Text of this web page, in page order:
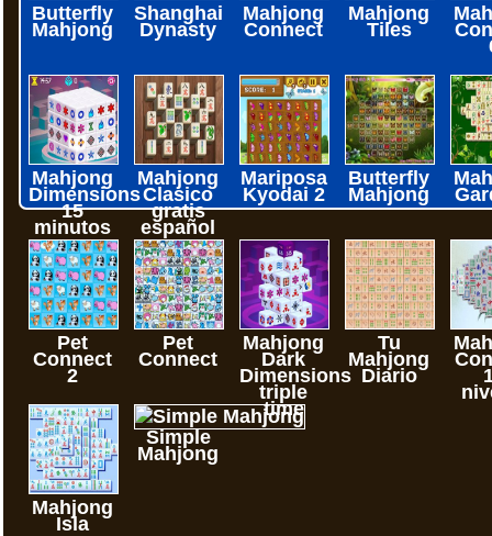
Butterfly
Mahjong
Shanghai
Dynasty
Mahjong
Connect
Mahjong
Tiles
Mahjong
Dimensions
15
minutos
Mahjong
Clasico
gratis
español
Mariposa
Kyodai 2
Butterfly
Mahjong
Pet
Connect
2
Pet
Connect
Mahjong
Dark
Dimensions
triple
time
Tu
Mahjong
Diario
Mahjong
Isla
Simple
Mahjong